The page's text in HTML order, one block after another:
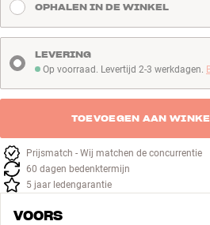
OPHALEN IN DE WINKEL
Op voorraad. Levertijd 2-3 werkdagen
Op voorraad. Levertijd 2-3 werkdagen.
LEVERING
TOEVOEGEN AAN
Prijsmatch - Wij matchen de concurrentie
60 dagen bedenktermijn
5 jaar ledengarantie
VOORS